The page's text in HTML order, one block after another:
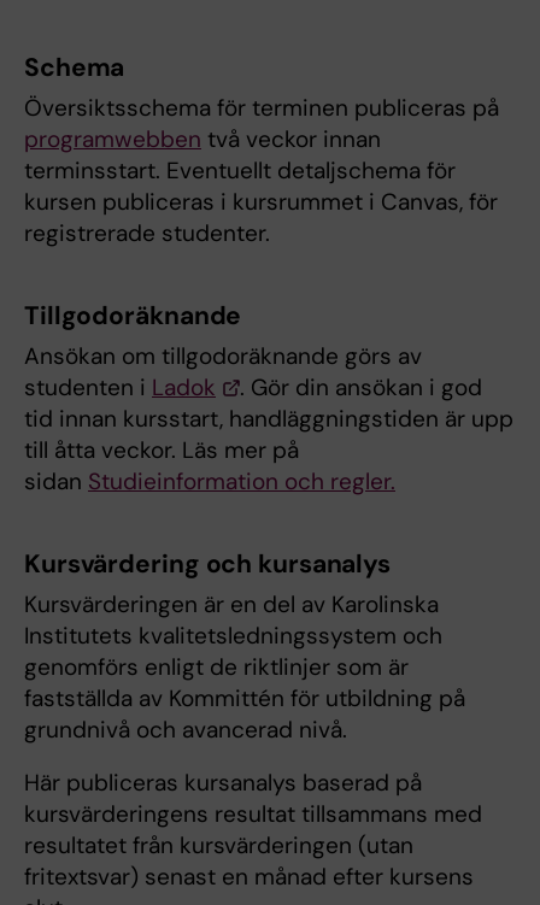
Schema
Översiktsschema för terminen publiceras på
programwebben två veckor innan
terminsstart. Eventuellt detaljschema för
kursen publiceras i kursrummet i Canvas, för
registrerade studenter.
Tillgodoräknande
Ansökan om tillgodoräknande görs av
studenten i Ladok
. Gör din ansökan i god
tid innan kursstart, handläggningstiden är upp
till åtta veckor. Läs mer på
sidan Studieinformation och regler.
Kursvärdering och kursanalys
Kursvärderingen är en del av Karolinska
Institutets kvalitetsledningssystem och
genomförs enligt de riktlinjer som är
fastställda av Kommittén för utbildning på
grundnivå och avancerad nivå.
Här publiceras kursanalys baserad på
kursvärderingens resultat tillsammans med
resultatet från kursvärderingen (utan
fritextsvar) senast en månad efter kursens